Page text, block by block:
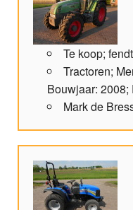
Te koop;
Tractoren;
Bouwjaar: 2008;
Mark de